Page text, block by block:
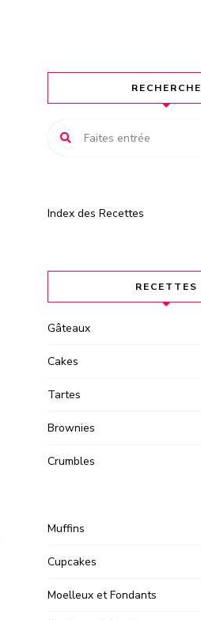
RECHERCHE
Index des Recettes
RECETTES
Gâteaux
Cakes
Tartes
Brownies
Crumbles
Muffins
Cupcakes
Moelleux et Fondants